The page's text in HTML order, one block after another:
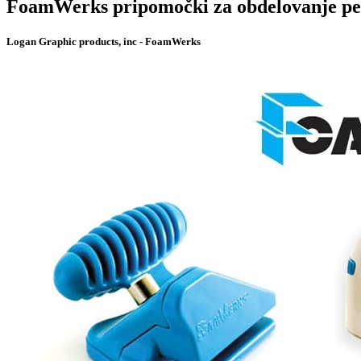
FoamWerks pripomočki za obdelovanje
Logan Graphic products, inc - FoamWerks